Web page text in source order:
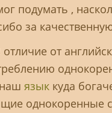
подумать ,
за
отличие от
языккуда
однокоренные